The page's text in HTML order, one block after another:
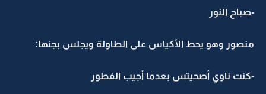
-صباح النور
منصور وهو يحط الأكياس على الطاولة ويجلس بجنها:
-كنت ناوي أصحيتس بعدما أجيب الفطور